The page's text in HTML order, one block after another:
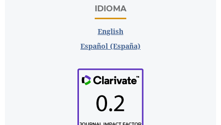
IDIOMA
English
Español (España)